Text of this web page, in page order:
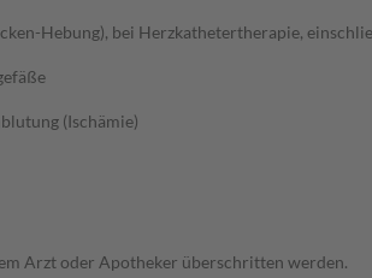
Hebung), bei Herzkathetertherapie,
(Ischämie)
Arzt oder Apotheker überschritten werden.